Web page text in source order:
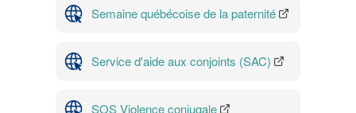
Semaine québécoise de la paternité
Service d'aide aux conjoints (SAC)
SOS Violence conjugale